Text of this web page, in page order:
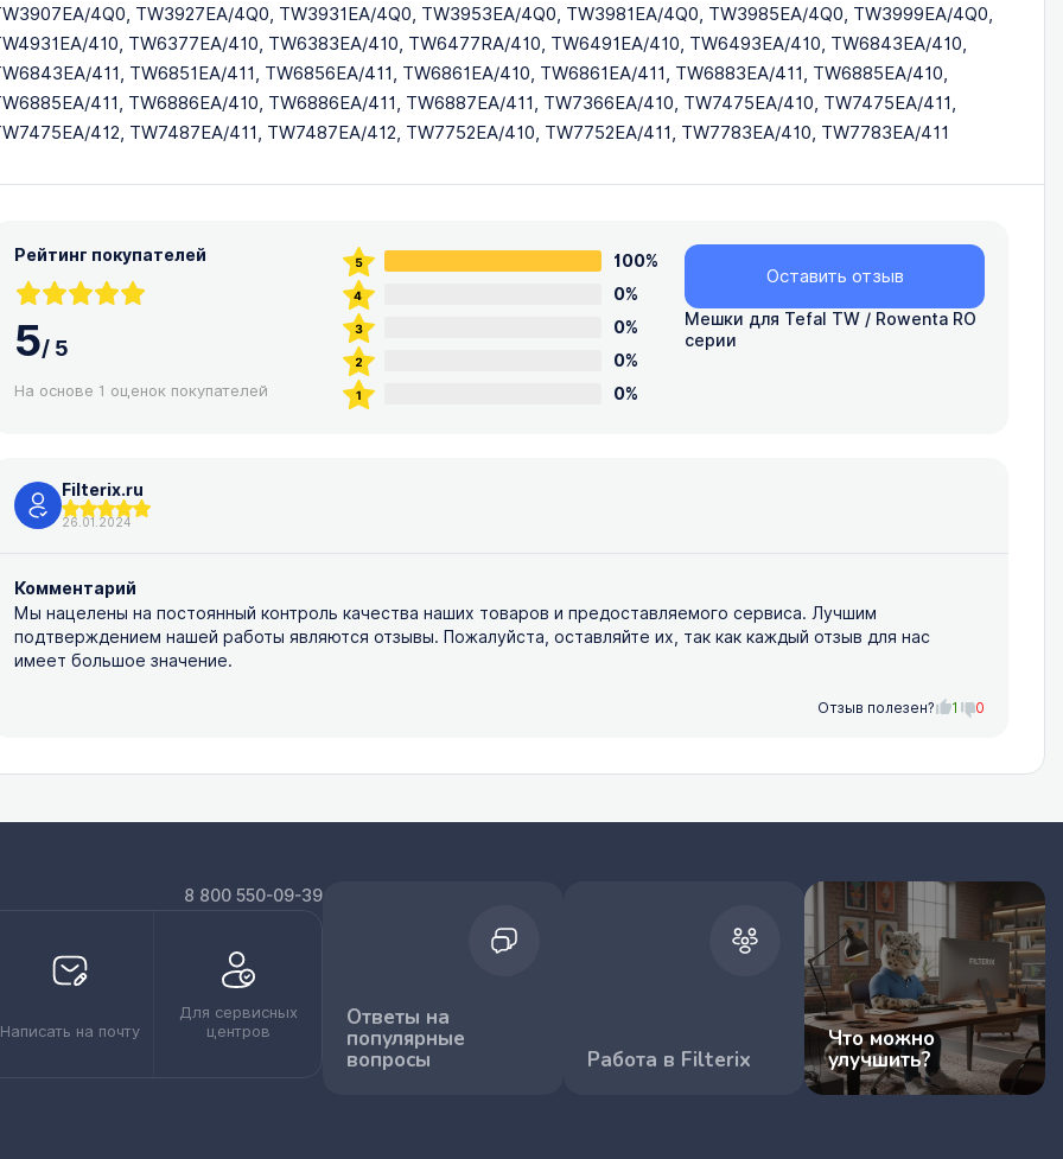
4Q0, TW3927EA/4Q0, TW3931EA/4Q0, TW3953EA/4Q0, TW3981EA/4Q0, TW3985EA/4Q0, TW3999EA/4Q0,
410, TW6377EA/410, TW6383EA/410, TW6477RA/410, TW6491EA/410, TW6493EA/410, TW6843EA/410,
411, TW6851EA/411, TW6856EA/411, TW6861EA/410, TW6861EA/411, TW6883EA/411, TW6885EA/410,
411, TW6886EA/410, TW6886EA/411, TW6887EA/411, TW7366EA/410, TW7475EA/410, TW7475EA/411,
412, TW7487EA/411, TW7487EA/412, TW7752EA/410, TW7752EA/411, TW7783EA/410, TW7783EA/411
Рейтинг покупателей
5/5
На основе 1 оценок покупателей
100%
0%
0%
0%
0%
Мешки для Tefal TW / Rowenta RO
серии
Оставить отзыв
Filterix.ru
26.01.2024
Комментарий
Мы нацелены на постоянный контроль качества наших товаров и предоставляемого сервиса. Лучшим
подтверждением нашей работы являются отзывы. Пожалуйста, оставляйте их, так как каждый отзыв для нас
имеет большое значение.
Отзыв полезен? 1 0
8 800 550-09-39
Написать на почту
Для сервисных
центров
Ответы на
популярные
вопросы Работа в Filterix
Что можно
улучшить?